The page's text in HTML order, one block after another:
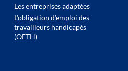
Les entreprises adaptées
L’obligation d’emploi des
travailleurs handicapés
(OETH)